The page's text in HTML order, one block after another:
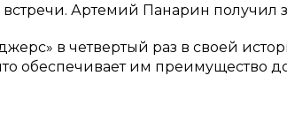
Артемий Панарин получил
в четвертый раз в своей
обеспечивает им преимущество